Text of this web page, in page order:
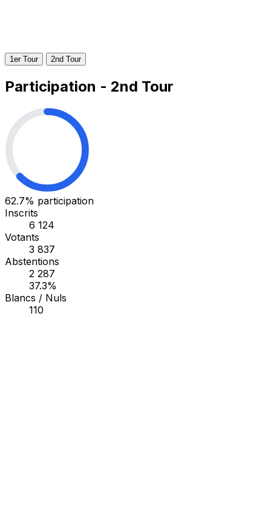
1er Tour 2nd Tour
Participation - 2nd Tour
62.7% participation
Inscrits
6 124
Votants
3 837
Abstentions
2 287
37.3%
Blancs / Nuls
110